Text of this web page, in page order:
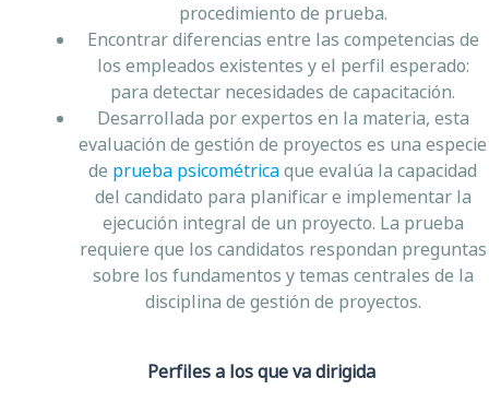
procedimiento de prueba.
Encontrar diferencias entre las competencias de
los empleados existentes y el perfil esperado:
para detectar necesidades de capacitación.
Desarrollada por expertos en la materia, esta
evaluación de gestión de proyectos es una especie
de prueba psicométricaque evalúa la capacidad
del candidato para planificar e implementar la
ejecución integral de un proyecto. La prueba
requiere que los candidatos respondan preguntas
sobre los fundamentos y temas centrales de la
disciplina de gestión de proyectos.
Perfiles a los que va dirigida